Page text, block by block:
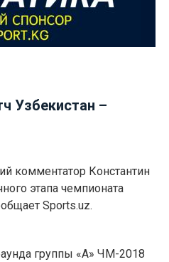
Узбекистан –
комментатор Константин
этапа чемпионата
Sports.uz.
группы «А» ЧМ-2018